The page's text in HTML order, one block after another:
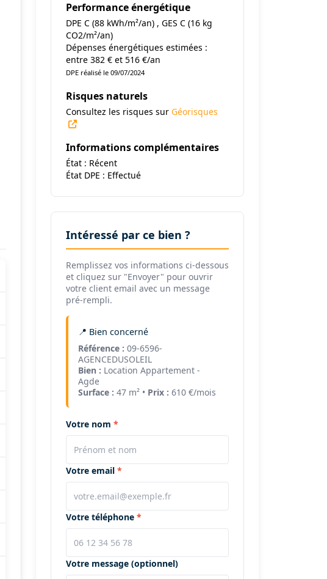
Performance énergétique
DPE C (88 kWh/m²/an) , GES C (16 kg
CO2/m²/an)
Dépenses énergétiques estimées :
entre 382 € et 516 €/an
DPE réalisé le 09/07/2024
Risques naturels
Consultez les risques sur Géorisques
Informations complémentaires
État : Récent
État DPE : Effectué
Intéressé par ce bien ?
Remplissez vos informations ci-dessous
et cliquez sur "Envoyer" pour ouvrir
votre client email avec un message
pré-rempli.
📍 Bien concerné
Référence : 09-6596-
AGENCEDUSOLEIL
Bien : Location Appartement -
Agde
Surface : 47 m² • Prix : 610 €/mois
Votre nom
Votre email
Votre téléphone
Votre message (optionnel)